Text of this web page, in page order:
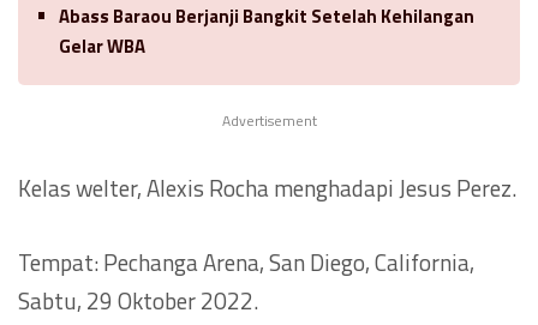
Abass Baraou Berjanji Bangkit Setelah Kehilangan
Gelar WBA
Advertisement
Kelas welter, Alexis Rocha menghadapi Jesus Perez.
Tempat: Pechanga Arena, San Diego, California,
Sabtu, 29 Oktober 2022.